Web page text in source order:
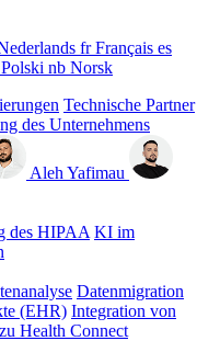
frFrançais es
Polski nb Norsk
Technische Partner
des Unternehmens
Aleh Yafimau
des HIPAA KI im
Datenmigration
(EHR) Integration von
Health Connect